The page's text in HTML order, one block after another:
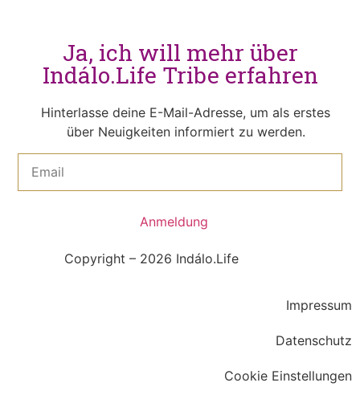
Ja, ich will mehr über
Indálo.Life Tribe erfahren
Hinterlasse deine E-Mail-Adresse, um als erstes
über Neuigkeiten informiert zu werden.
Anmeldung
Copyright – 2026 Indálo.Life
Impressum
Datenschutz
Cookie Einstellungen